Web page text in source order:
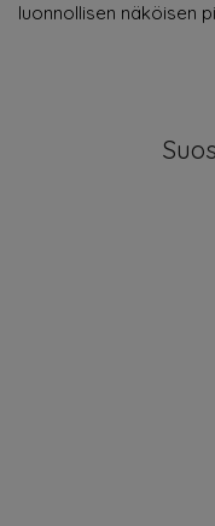
luonnollisen näköisen